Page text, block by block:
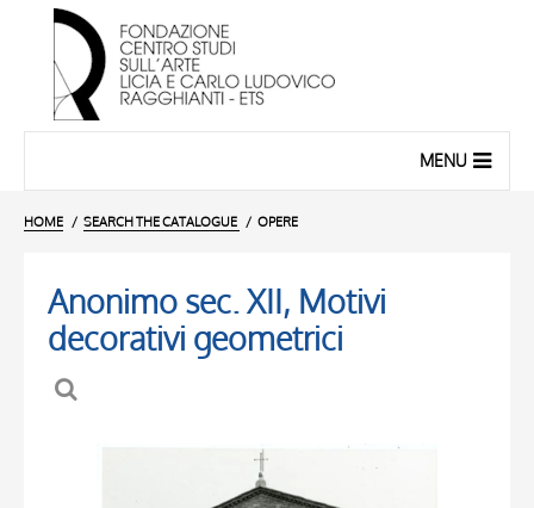
MENU
HOME SEARCH THE CATALOGUE OPERE
Anonimo sec. XII, Motivi
decorativi geometrici